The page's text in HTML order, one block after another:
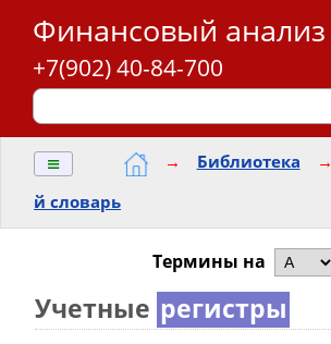
Финансовый анализ
+7(902) 40-84-700
≡ → Библиотека →
й словарь
Термины на
Учетные регистры